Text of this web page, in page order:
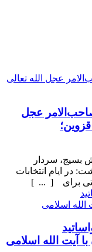
عجل
بسیج، سردار
در ایام انتخابات
برای [ ... ]
آیت الله اسلامی